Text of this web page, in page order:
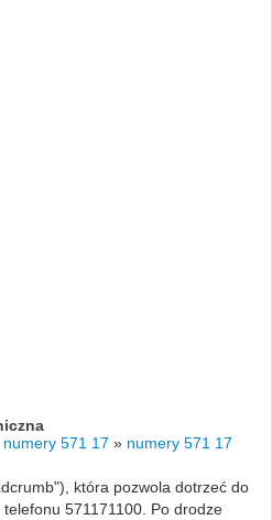
numery 571 17 » numery 571 17
która pozwola dotrzeć do
571171100. Po drodze